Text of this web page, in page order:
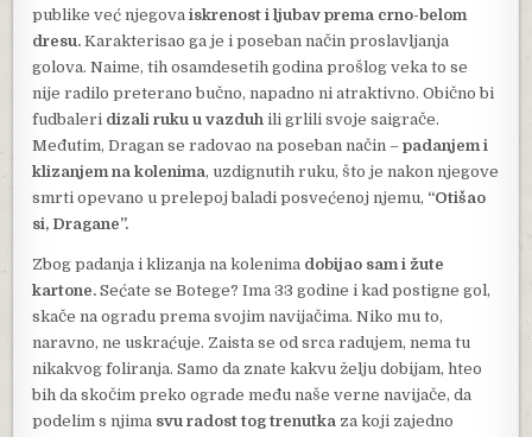
publike već njegova iskrenost i ljubav prema crno-belom
dresu.Karakterisao ga je i poseban način proslavljanja
golova. Naime, tih osamdesetih godina prošlog veka to se
nije radilo preterano bučno, napadno ni atraktivno. Obično bi
fudbaleri dizali ruku u vazduhili grlili svoje saigrače.
Međutim, Dragan se radovao na poseban način –padanjem i
klizanjem na kolenima, uzdignutih ruku, što je nakon njegove
smrti opevano u prelepoj baladi posvećenoj njemu, “Otišao
si, Dragane”.
Zbog padanja i klizanja na kolenima dobijao sam i žute
kartone. Sećate se Botege? Ima 33 godine i kad postigne gol,
skače na ogradu prema svojim navijačima. Niko mu to,
naravno, ne uskraćuje. Zaista se od srca radujem, nema tu
nikakvog foliranja. Samo da znate kakvu želju dobijam, hteo
bih da skočim preko ograde među naše verne navijače, da
podelim s njima svu radost tog trenutka za koji zajedno